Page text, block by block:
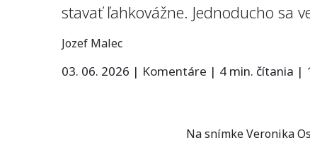
stavať ľahkovážne. Jednoducho sa
Jozef Malec
03. 06. 2026 | Komentáre | 4 min. čítania |
Na snímke Veronika